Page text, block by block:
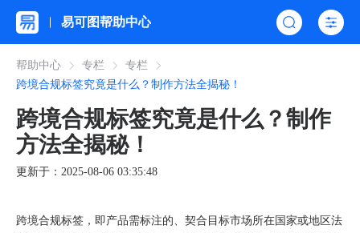
易可图帮助中心
帮助中心 专栏
专栏
跨境合规标签究竟是什么？制作方法全揭秘！
跨境合规标签究竟是什么？制作
方法全揭秘！
更新于：2025-08-06 03:35:48
跨境合规标签，即产品需标注的、契合目标市场所在国家或地区法